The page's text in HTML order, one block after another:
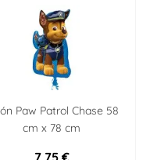
(0)
Vanilka (0)
Paw Patrol Chase 58
cm x 78 cm
7,75 €